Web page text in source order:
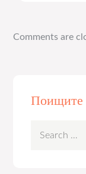
Comments are
Поищите